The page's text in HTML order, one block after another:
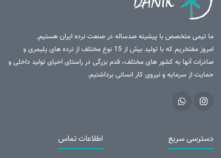
ما تیمی متخصص با پیشینه صدساله در صنعت نرده ایران هستیم,
امروز مفتخریم که با تولید بیش از 15 نوع مختلف از نرده های پلیمری و
صادرات آنها به کشور های مختلف، قدم بزرگی در راستای احیای تولید داخلی و
حمایت از سرمایه و نیروی کار انسانی برداشتیم.
دسترسی سریع اطلاعات تماس